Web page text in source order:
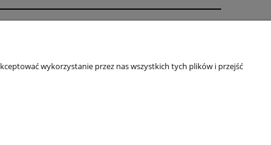
wykorzystanie przez nas wszystkich tych plików i przejść